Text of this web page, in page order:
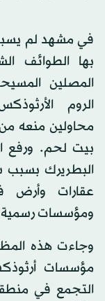
في مشهد لم يسبق
بها الطوائف
المصلين
الروم
محاولين منعه
بيت لحم. ورفع
البطريرك
عقارات وأرض
ومؤسسات رسمية
وجاءت هذه
مؤسسات
التجمع في